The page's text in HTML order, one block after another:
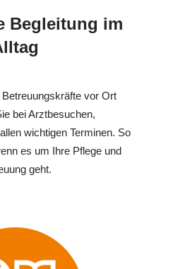
Begleitung im
vor Ort
bei Arztbesuchen,
wichtigen Terminen. So
es um Ihre Pflege und
geht.